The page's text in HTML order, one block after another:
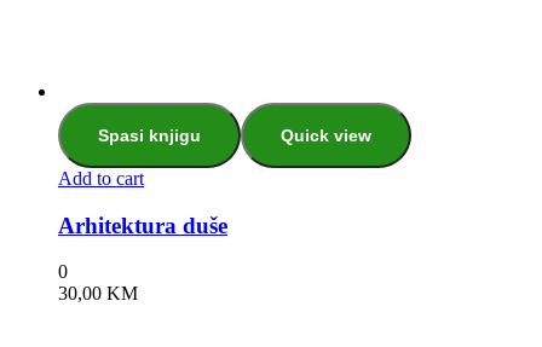
Spasi knjigu Quick view
Add to cart
Arhitektura duše
0
30,00 KM